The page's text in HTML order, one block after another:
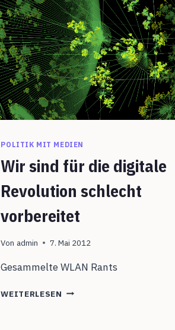
POLITIK MIT MEDIEN
Wir sind für die digitale
Revolution schlecht
vorbereitet
Von admin 7. Mai 2012
Gesammelte WLAN Rants
WEITERLESEN WIR